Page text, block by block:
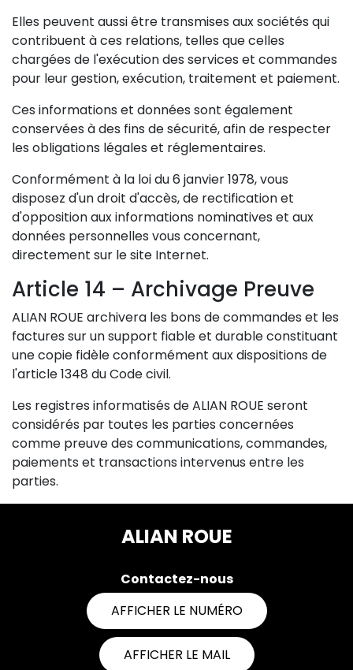
Elles peuvent aussi être transmises aux sociétés qui
contribuent à ces relations, telles que celles
chargées de l'exécution des services et commandes
pour leur gestion, exécution, traitement et paiement.
Ces informations et données sont également
conservées à des fins de sécurité, afin de respecter
les obligations légales et réglementaires.
Conformément à la loi du 6 janvier 1978, vous
disposez d'un droit d'accès, de rectification et
d'opposition aux informations nominatives et aux
données personnelles vous concernant,
directement sur le site Internet.
Article 14 – Archivage Preuve
ALIAN ROUE archivera les bons de commandes et les
factures sur un support fiable et durable constituant
une copie fidèle conformément aux dispositions de
l'article 1348 du Code civil.
Les registres informatisés de ALIAN ROUE seront
considérés par toutes les parties concernées
comme preuve des communications, commandes,
paiements et transactions intervenus entre les
parties.
ALIAN ROUE
Contactez-nous
AFFICHER LE NUMÉRO
AFFICHER LE MAIL